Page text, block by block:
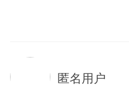
上最脆弱的心灵，只
匿名用户